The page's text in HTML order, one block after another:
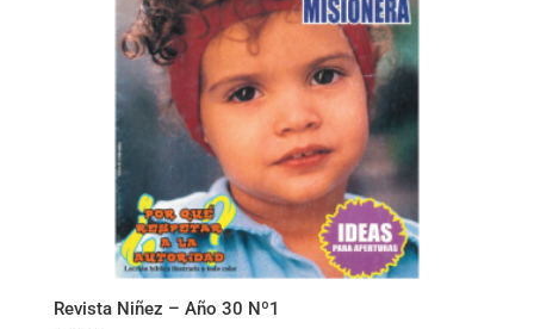
Revista Niñez – Año 30 Nº1